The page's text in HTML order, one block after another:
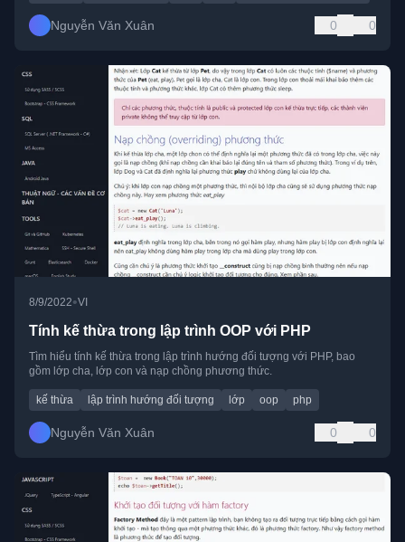
Nguyễn Văn Xuân 0 0
8/9/2022•VI
Tính kế thừa trong lập trình OOP với PHP
Tìm hiểu tính kế thừa trong lập trình hướng đối tượng với PHP, bao
gồm lớp cha, lớp con và nạp chồng phương thức.
kế thừa lập trình hướng đối tượng lớp oop php
Nguyễn Văn Xuân 0 0